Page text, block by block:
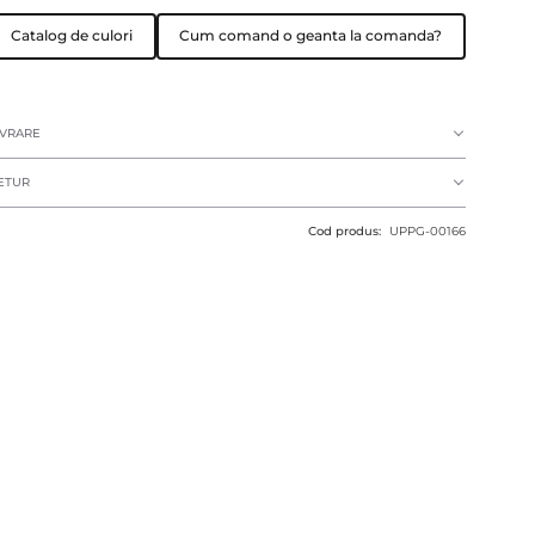
Catalog de culori Cum comand o geanta la comanda?
Cod produs: UPPG-00166